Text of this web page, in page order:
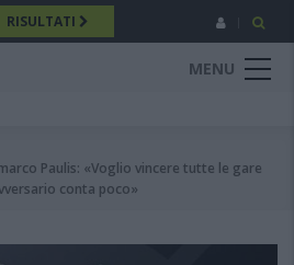
RISULTATI
MENU
Paulis: «Voglio vincere tutte le gare
conta poco»